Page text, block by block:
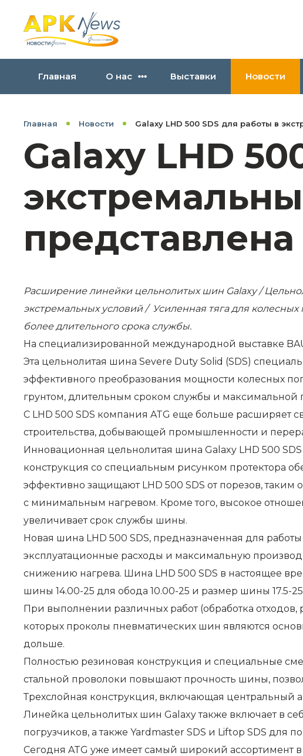
Главная О нас Выставки Новости
Главная Новости Galaxy LHD 500 SDS для работы в
Galaxy LHD
Расширение линейки цельнолитых шин Galaxy /
экстремальных условий / Усиленная тяга для
более длительного срока службы.
На специализированной международной выставке
Эта цельнолитая шина Severe Duty Solid (SDS)
эффективного преобразования мощности колесных
грунтом, длительным сроком службы и максимальной
С LHD 500 SDS компания ATG еще больше расширяет
строительства, добывающей промышленности и
Инновационная цельнолитая шина Galaxy LHD 500
конструкция со специальным рисунком протектора
эффективно защищают LHD 500 SDS от порезов,
с минимальным нагревом. Кроме того, высокое
увеличивает срок службы шины.
Новая шина LHD 500 SDS, предназначенная для
эксплуатационные расходы и максимальную
снижению нагрева. Шина LHD 500 SDS в настоящее
шины 14.00-25 для обода 10.00-25 и размер шины 17.5-
При выполнении различных работ (обработка
которых проколы пневматических шин являются
дольше.
Полностью резиновая конструкция и специальные
стальной проволоки повышают прочность шины,
Трехслойная конструкция, включающая центральный
Линейка цельнолитых шин Galaxy также включает в
погрузчиков, а также Yardmaster SDS и Liftop SDS для
Сегодня ATG уже имеет самый широкий ассортимент